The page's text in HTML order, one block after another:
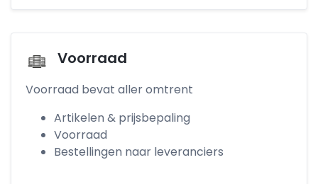
Voorraad
Voorraad bevat aller omtrent
Artikelen & prijsbepaling
Voorraad
Bestellingen naar leveranciers